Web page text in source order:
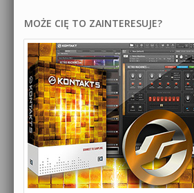
MOŻE CIĘ TO ZAINTERESUJE?